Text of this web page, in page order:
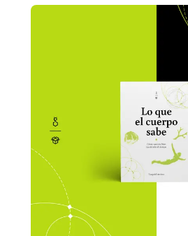
definido, no el tipo de número